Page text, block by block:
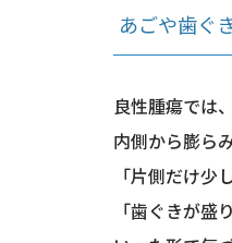
あごや歯ぐ
良性腫瘍では
内側から膨ら
「片側だけ少
「歯ぐきが盛